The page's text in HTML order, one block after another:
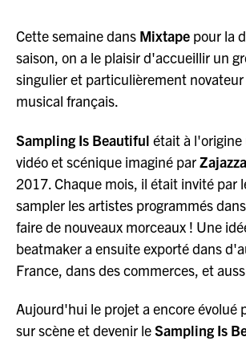
Cette semaine dans Mixtape pour la
saison, on a le plaisir d'accueillir un
singulier et particulièrement novateur
musical français.
Sampling Is Beautiful était à
vidéo et scénique imaginé parZajazza
2017. Chaque mois, il était invité par
sampler les artistes programmés
faire de nouveaux morceaux ! Une
beatmaker a ensuite exporté dans
France, dans des commerces, et
Aujourd'hui le projet a encore évolué
sur scène et devenir leSampling Is